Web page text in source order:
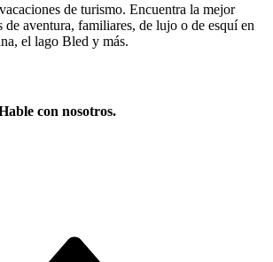
de turismo. Encuentra la mejor
de aventura, familiares, de lujo o de esquí en
el lago Bled y más.
con nosotros.